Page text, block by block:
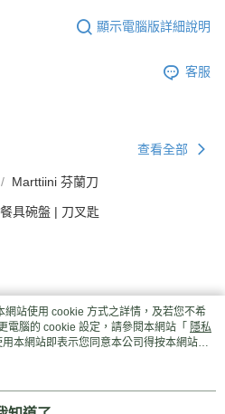
顯示電腦版詳細說明
客服
查看全部
Marttiini 芬蘭刀
餐具碗盤 | 刀叉匙
站使用 cookie 方式之詳情，及若您不希
電腦的 cookie 設定，請參閱本網站「 隱私
本網站即表示您同意本公司得按本網站使